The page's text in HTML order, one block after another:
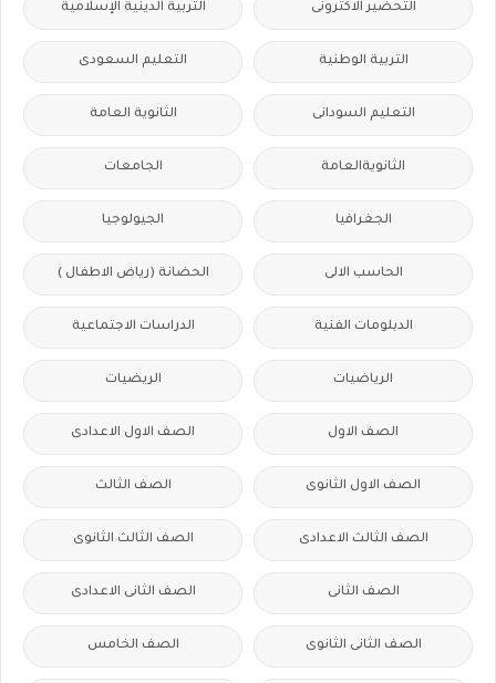
التحضير الاكترونى التربية الدينية الإسلامية
التربية الوطنية التعليم السعودى
التعليم السودانى الثانوية العامة
الثانويةالعامة الجامعات
الجغرافيا الجيولوجيا
الحاسب الالى الحضانة (رياض الاطفال )
الدبلومات الفنية الدراسات الاجتماعية
الرياضيات الريضيات
الصف الاول الصف الاول الاعدادى
الصف الاول الثانوى الصف الثالث
الصف الثالث الاعدادى الصف الثالث الثانوى
الصف الثانى الصف الثانى الاعدادى
الصف الثانى الثانوى الصف الخامس